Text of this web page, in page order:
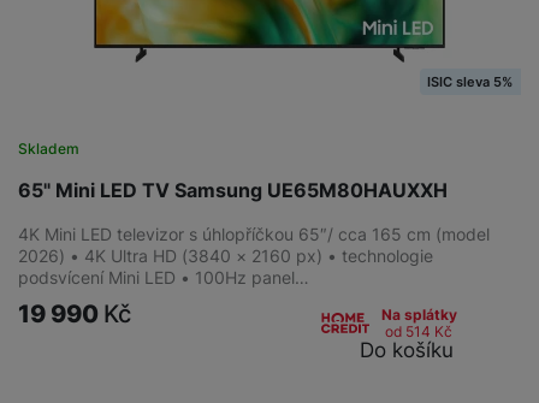
65" Mini LED TV Samsung UE65M80HAUXXH
Skladem
ISIC sleva 5%
4K Mini LED televizor s úhlopříčkou 65″/ cca 165 cm (model
2026) • 4K Ultra HD (3840 × 2160 px) • technologie
podsvícení Mini LED • 100Hz panel…
19 990 Kč
Na splátky
od 514 Kč
Do košíku